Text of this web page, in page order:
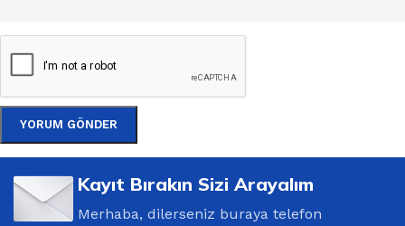
Kayıt Bırakın Sizi Arayalım
Merhaba, dilerseniz buraya telefon